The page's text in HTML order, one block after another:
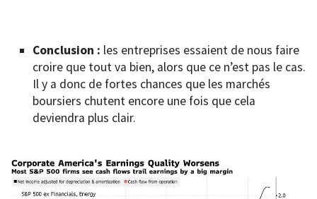
Conclusion : les entreprises essaient de nous faire
croire que tout va bien, alors que ce n’est pas le cas.
Il y a donc de fortes chances que les marchés
boursiers chutent encore une fois que cela
deviendra plus clair.